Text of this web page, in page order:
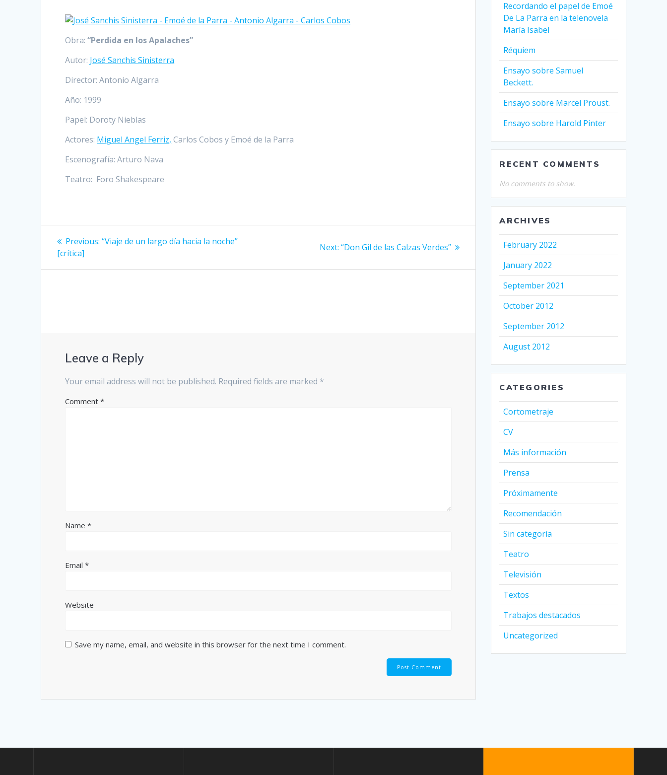
Obra:“Perdida en los Apalaches”
Autor: José Sanchis Sinisterra
Director: Antonio Algarra
Año: 1999
Papel: Doroty Nieblas
Actores: Miguel Angel Ferriz, Carlos Cobos y Emoé de la Parra
Escenografía: Arturo Nava
Teatro: Foro Shakespeare
Post
navigation
Previous: Previous
“Viaje de un largo día hacia la noche”
[crítica]
Next: Next
“Don Gil de las Calzas Verdes”
Leave a Reply
Your email address will not be published. Required fields are marked *
Comment*
Name*
Email*
Website
Save my name, email, and website in this browser for the next time I comment.
Recordando el papel de Emoé
De La Parra en la telenovela
María Isabel
Réquiem
Ensayo sobre Samuel
Beckett.
Ensayo sobre Marcel Proust.
Ensayo sobre Harold Pinter
RECENT COMMENTS
No comments to show.
ARCHIVES
February 2022
January 2022
September 2021
October 2012
September 2012
August 2012
CATEGORIES
Cortometraje
CV
Más información
Prensa
Próximamente
Recomendación
Sin categoría
Teatro
Televisión
Textos
Trabajos destacados
Uncategorized